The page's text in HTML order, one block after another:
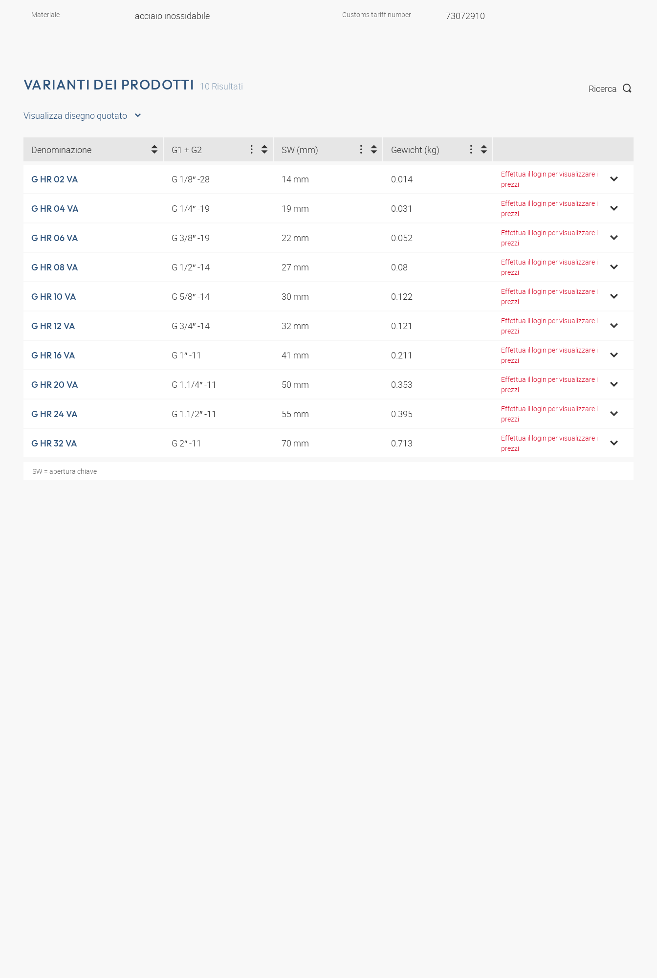
Materiale acciaio inossidabile Customs tariff number 73072910
VARIANTI DEI PRODOTTI 10 Risultati Ricerca
Visualizza disegno quotato
Denominazione G1 + G2 SW (mm) Gewicht (kg)
G HR 02 VA G 1/8″ -28 14 mm 0.014
Effettua il login per visualizzare i
prezzi
G HR 04 VA G 1/4″ -19 19 mm 0.031
Effettua il login per visualizzare i
prezzi
G HR 06 VA G 3/8″ -19 22 mm 0.052
Effettua il login per visualizzare i
prezzi
G HR 08 VA G 1/2″ -14 27 mm 0.08
Effettua il login per visualizzare i
prezzi
G HR 10 VA G 5/8″ -14 30 mm 0.122
Effettua il login per visualizzare i
prezzi
G HR 12 VA G 3/4″ -14 32 mm 0.121
Effettua il login per visualizzare i
prezzi
G HR 16 VA G 1″ -11 41 mm 0.211
Effettua il login per visualizzare i
prezzi
G HR 20 VA G 1.1/4″ -11 50 mm 0.353
Effettua il login per visualizzare i
prezzi
G HR 24 VA G 1.1/2″ -11 55 mm 0.395
Effettua il login per visualizzare i
prezzi
G HR 32 VA G 2″ -11 70 mm 0.713
Effettua il login per visualizzare i
prezzi
SW = apertura chiave